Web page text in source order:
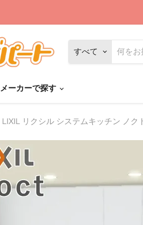
すべて
メーカーで探す
LIXIL リクシル システムキッチン ノ